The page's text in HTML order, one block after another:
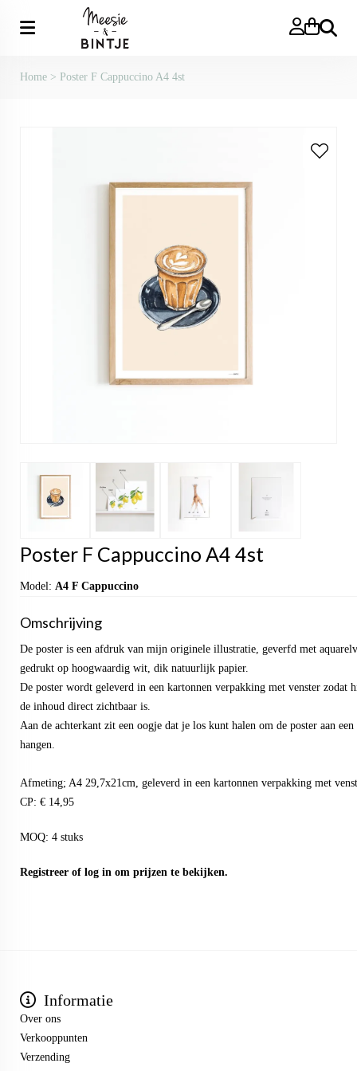
Zoeken
Home > Poster F Cappuccino A4 4st
Poster F Cappuccino A4 4st
Model: A4 F Cappuccino
Omschrijving
De poster is een afdruk van mijn originele illustratie, geverfd met
gedrukt op hoogwaardig wit, dik natuurlijk papier.
De poster wordt geleverd in een kartonnen verpakking met venster
de inhoud direct zichtbaar is.
Aan de achterkant zit een oogje dat je los kunt halen om de poster aan
hangen.
Afmeting; A4 29,7x21cm, geleverd in een kartonnen verpakking met
CP: € 14,95
MOQ: 4 stuks
Registreer of log in om prijzen te bekijken.
Informatie
Over ons
Verkooppunten
Verzending